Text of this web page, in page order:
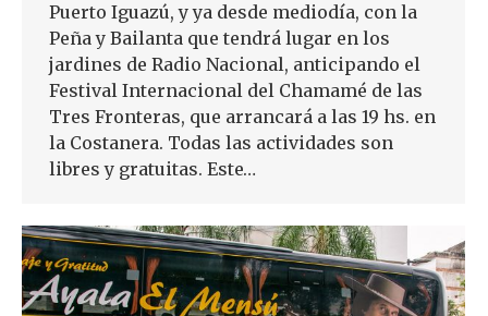
Puerto Iguazú, y ya desde mediodía, con la
Peña y Bailanta que tendrá lugar en los
jardines de Radio Nacional, anticipando el
Festival Internacional del Chamamé de las
Tres Fronteras, que arrancará a las 19 hs. en
la Costanera. Todas las actividades son
libres y gratuitas. Este…